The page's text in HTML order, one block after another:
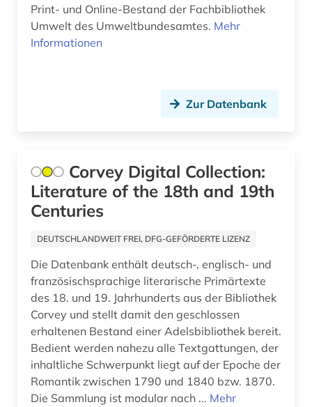
astronomie (1)
audiovisuelles material (1)
augsburg (1)
ausländisches kulturgut (1)
auswanderung (4)
ausweisung (1)
autobiographie (1)
autograf (1)
autograph (8)
av-medien (1)
GUS (3)
Island (9)
Israel (6)
Italien (15)
Japan (2)
Jugoslawien (5)
Kanada (4)
Kroatien (3)
Lettland (5)
Print- und Online-Bestand der Fachbibliothek
Umwelt des Umweltbundesamtes. Mehr
Informationen
Zur Datenbank
Corvey Digital Collection:
Literature of the 18th and 19th
Centuries
DEUTSCHLANDWEIT FREI, DFG-GEFÖRDERTE LIZENZ
Die Datenbank enthält deutsch-, englisch- und
französischsprachige literarische Primärtexte
des 18. und 19. Jahrhunderts aus der Bibliothek
Corvey und stellt damit den geschlossen
erhaltenen Bestand einer Adelsbibliothek bereit.
Bedient werden nahezu alle Textgattungen, der
inhaltliche Schwerpunkt liegt auf der Epoche der
Romantik zwischen 1790 und 1840 bzw. 1870.
Die Sammlung ist modular nach ... Mehr